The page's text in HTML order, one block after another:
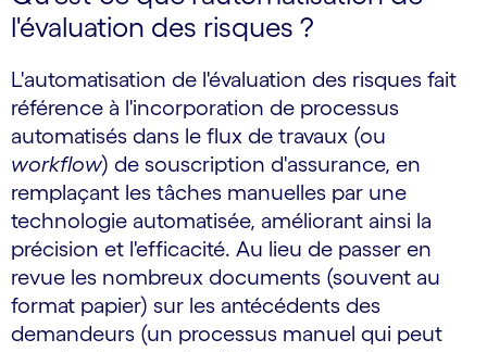
l'évaluation des risques ?
L'automatisation de l'évaluation des risques fait
référence à l'incorporation de processus
automatisés dans le flux de travaux (ou
workflow) de souscription d'assurance, en
remplaçant les tâches manuelles par une
technologie automatisée, améliorant ainsi la
précision et l'efficacité. Au lieu de passer en
revue les nombreux documents (souvent au
format papier) sur les antécédents des
demandeurs (un processus manuel qui peut